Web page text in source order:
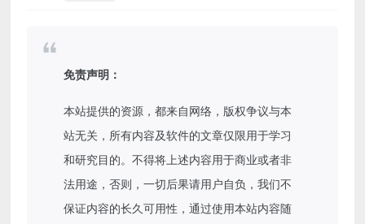
免责声明：
本站提供的资源，都来自网络，版权争议与本
站无关，所有内容及软件的文章仅限用于学习
和研究目的。不得将上述内容用于商业或者非
法用途，否则，一切后果请用户自负，我们不
保证内容的长久可用性，通过使用本站内容随